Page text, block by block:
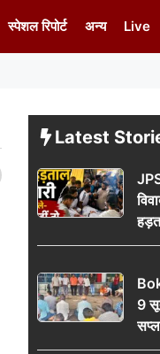
स्पेशल रिपोर्ट अन्य Live
Latest
9